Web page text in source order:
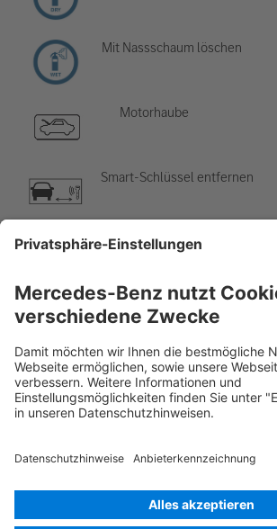
Mit Nassschaum löschen
Motorhaube
Smart-Schlüssel entfernen
Klimaanlage
Gefahr, niedrige Temperatur
Rettungskarte PKW Version 07/2026 02.2
© 2026Mercedes-Benz AG